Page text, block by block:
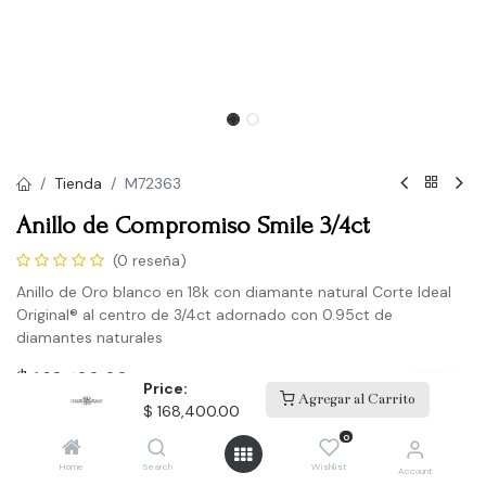
Price:
$ 168,400.00
Agregar al Carrito
Home Search
0
Wishlist Account
Tienda M72363
Anillo de Compromiso Smile 3/4ct
(0 reseña)
Anillo de Oro blanco en 18k con diamante natural Corte Ideal
Original® al centro de 3/4ct adornado con 0.95ct de
diamantes naturales
$ 168,400.00
Agregar a la lista de deseos